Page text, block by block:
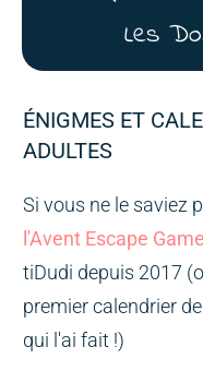
Les
ÉNIGMES ET
ADULTES
Si vous ne le saviez
l'Avent Escape Game
tiDudi depuis 2017
premier calendrier
qui l'ai fait !)